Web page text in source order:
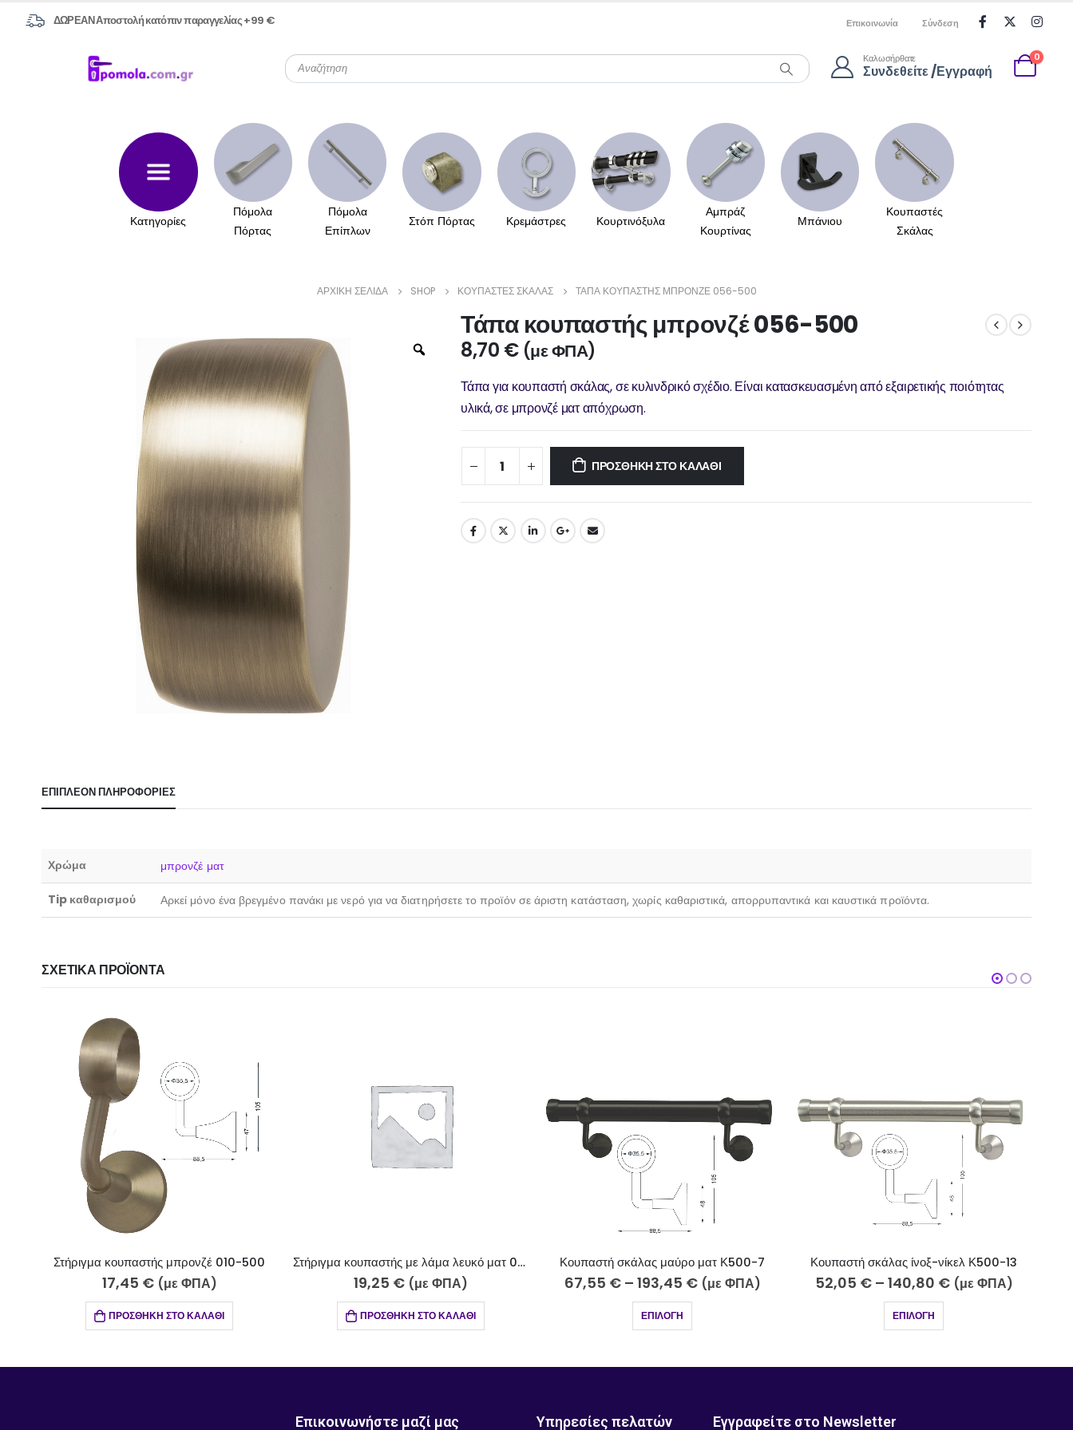
ΔΩΡΕΑΝ Αποστολή κατόπιν παραγγελίας +99 € Επικοινωνία Σύνδεση
Καλωσήρθατε
Συνδεθείτε /Εγγραφή
0
Κατηγορίες
Πόμολα
Πόρτας
Πόμολα
Επίπλων
Στόπ Πόρτας Κρεμάστρες Κουρτινόξυλα
Αμπράζ
Κουρτίνας
Μπάνιου
Κουπαστές
Σκάλας
ΑΡΧΙΚΉ ΣΕΛΊΔΑ SHOP ΚΟΥΠΑΣΤΈΣ ΣΚΆΛΑΣ ΤΆΠΑ ΚΟΥΠΑΣΤΉΣ ΜΠΡΟΝΖΈ 056-500
Τάπα κουπαστής μπρονζέ 056-500
8,70 € (με ΦΠΑ)
Τάπα για κουπαστή σκάλας, σε κυλινδρικό σχέδιο. Είναι κατασκευασμένη από εξαιρετικής ποιότητας
υλικά, σε μπρονζέ ματ απόχρωση.
ΠΡΟΣΘΉΚΗ ΣΤΟ ΚΑΛΆΘΙ
ΕΠΙΠΛΈΟΝ ΠΛΗΡΟΦΟΡΊΕΣ
Χρώμα μπρονζέ ματ
Tip καθαρισμού Αρκεί μόνο ένα βρεγμένο πανάκι με νερό για να διατηρήσετε το προϊόν σε άριστη κατάσταση, χωρίς καθαριστικά, απορρυπαντικά και καυστικά προϊόντα.
ΣΧΕΤΙΚΆ ΠΡΟΪΌΝΤΑ
Στήριγμα κουπαστής μπρονζέ 010-500
17,45€ (με ΦΠΑ)
ΠΡΟΣΘΉΚΗ ΣΤΟ ΚΑΛΆΘΙ
Στήριγμα κουπαστής με λάμα λευκό ματ 010-600
19,25€ (με ΦΠΑ)
ΠΡΟΣΘΉΚΗ ΣΤΟ ΚΑΛΆΘΙ
Κουπαστή σκάλας μαύρο ματ Κ500-7
67,55€ – 193,45€ (με ΦΠΑ)
ΕΠΙΛΟΓΉ
Κουπαστή σκάλας ίνοξ-νίκελ Κ500-13
52,05€ – 140,80€ (με ΦΠΑ)
ΕΠΙΛΟΓΉ
Επικοινωνήστε μαζί μας Υπηρεσίες πελατών Εγγραφείτε στο Newsletter